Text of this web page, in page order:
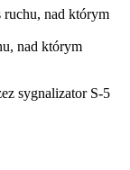
ruchu, nad którym
nad którym
sygnalizator S-5